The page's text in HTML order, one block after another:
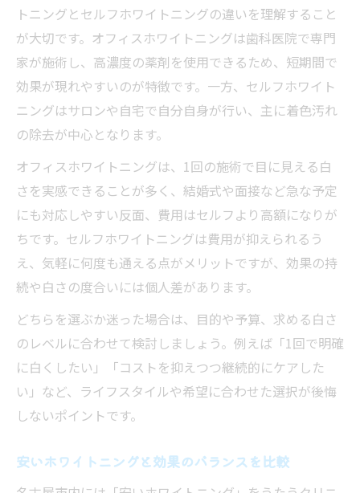
トニングとセルフホワイトニングの違いを理解すること
が大切です。オフィスホワイトニングは歯科医院で専門
家が施術し、高濃度の薬剤を使用できるため、短期間で
効果が現れやすいのが特徴です。一方、セルフホワイト
ニングはサロンや自宅で自分自身が行い、主に着色汚れ
の除去が中心となります。
オフィスホワイトニングは、1回の施術で目に見える白
さを実感できることが多く、結婚式や面接など急な予定
にも対応しやすい反面、費用はセルフより高額になりが
ちです。セルフホワイトニングは費用が抑えられるう
え、気軽に何度も通える点がメリットですが、効果の持
続や白さの度合いには個人差があります。
どちらを選ぶか迷った場合は、目的や予算、求める白さ
のレベルに合わせて検討しましょう。例えば「1回で明確
に白くしたい」「コストを抑えつつ継続的にケアした
い」など、ライフスタイルや希望に合わせた選択が後悔
しないポイントです。
安いホワイトニングと効果のバランスを比較